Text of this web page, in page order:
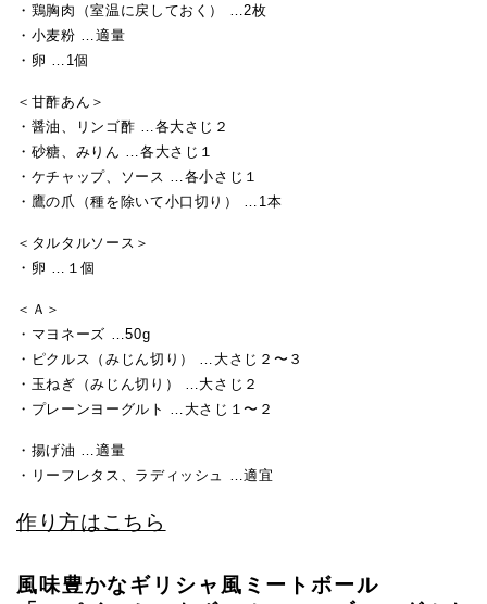
・鶏胸肉（室温に戻しておく） …2枚
・小麦粉 …適量
・卵 …1個
＜甘酢あん＞
・醤油、リンゴ酢 …各大さじ２
・砂糖、みりん …各大さじ１
・ケチャップ、ソース …各小さじ１
・鷹の爪（種を除いて小口切り） …1本
＜タルタルソース＞
・卵 …１個
＜Ａ＞
・マヨネーズ …50g
・ピクルス（みじん切り） …大さじ２〜３
・玉ねぎ（みじん切り） …大さじ２
・プレーンヨーグルト …大さじ１〜２
・揚げ油 …適量
・リーフレタス、ラディッシュ …適宜
作り方はこちら
風味豊かなギリシャ風ミートボール